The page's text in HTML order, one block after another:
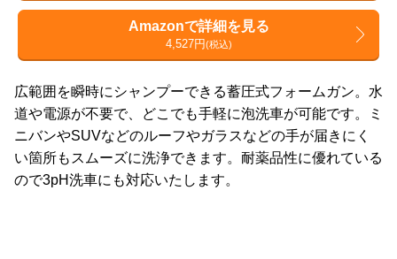
Amazonで詳細を見る
4,527円(税込)
広範囲を瞬時にシャンプーできる蓄圧式フォームガン。水
道や電源が不要で、どこでも手軽に泡洗車が可能です。ミ
ニバンやSUVなどのルーフやガラスなどの手が届きにく
い箇所もスムーズに洗浄できます。耐薬品性に優れている
ので3pH洗車にも対応いたします。